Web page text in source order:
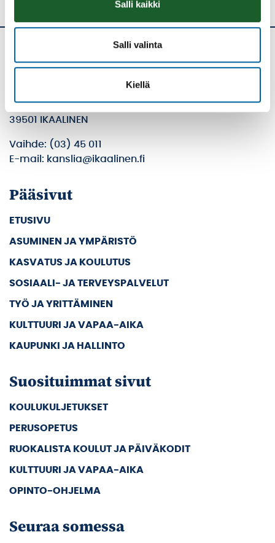
Salli kaikki
Salli valinta
Kiellä
Ikaalisten kaupunki
PL 33
39501 IKAALINEN
Vaihde: (03) 45 011
E-mail: kanslia@ikaalinen.fi
Pääsivut
ETUSIVU
ASUMINEN JA YMPÄRISTÖ
KASVATUS JA KOULUTUS
SOSIAALI- JA TERVEYSPALVELUT
TYÖ JA YRITTÄMINEN
KULTTUURI JA VAPAA-AIKA
KAUPUNKI JA HALLINTO
Suosituimmat sivut
KOULUKULJETUKSET
PERUSOPETUS
RUOKALISTA KOULUT JA PÄIVÄKODIT
KULTTUURI JA VAPAA-AIKA
OPINTO-OHJELMA
Seuraa somessa